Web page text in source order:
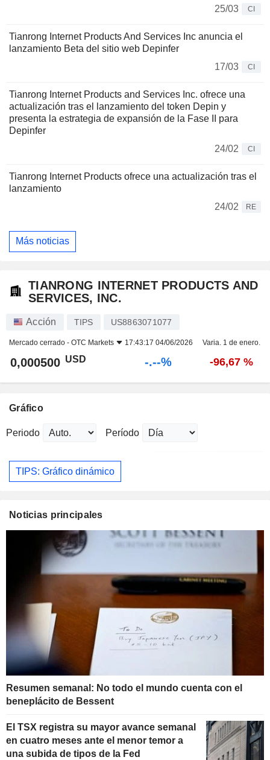
25/03
CI
Tianrong Internet Products And Services Inc anuncia el
lanzamiento Beta del sitio web Depinfer
17/03
CI
Tianrong Internet Products and Services Inc. ofrece una
actualización tras el lanzamiento del token Depin y
presenta la estrategia de expansión de la Fase II para
Depinfer
24/02
CI
Tianrong Internet Products ofrece una actualización tras el
lanzamiento
24/02
RE
Más noticias
TIANRONG INTERNET PRODUCTS AND
SERVICES, INC.
Acción TIPS US8863071077
Mercado cerrado - OTC Markets 17:43:17 04/06/2026 Varia. 1 de enero.
0,000500 USD -.--% -96,67 %
Gráfico
Periodo Período
TIPS: Gráfico dinámico
Noticias principales
Resumen semanal: No todo el mundo cuenta con el
beneplácito de Bessent
El TSX registra su mayor avance semanal
en cuatro meses ante el menor temor a
una subida de tipos de la Fed